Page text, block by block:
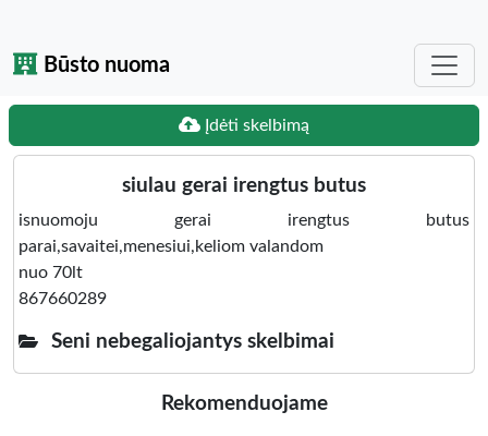
Būsto nuoma
Įdėti skelbimą
siulau gerai irengtus butus
isnuomoju gerai irengtus butus
parai,savaitei,menesiui,keliom valandom
nuo 70lt
867660289
Seni nebegaliojantys skelbimai
Rekomenduojame